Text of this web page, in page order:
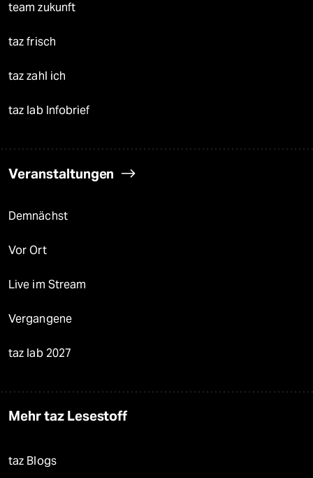
team zukunft
taz frisch
taz zahl ich
taz lab Infobrief
Veranstaltungen
Demnächst
Vor Ort
Live im Stream
Vergangene
taz lab 2027
Mehr taz Lesestoff
taz Blogs